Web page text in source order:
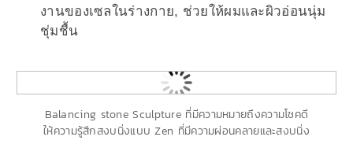
งานของเซลในร่างกาย, ช่วยให้ผมและผิวอ่อนนุ่ม
ชุ่มชื้น
Balancing stone Sculpture ที่มีความหมายถึงความโชคดี
ให้ความรู้สึกสงบนิ่งแบบ Zen ที่มีความผ่อนคลายและสงบนิ่ง